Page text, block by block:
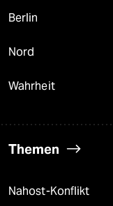
Berlin
Nord
Wahrheit
Themen
Nahost-Konflikt